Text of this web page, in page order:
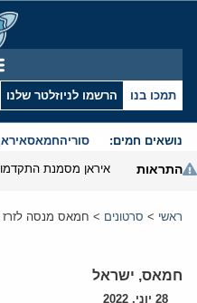
תמכו בנו הרשמו לניוזלטר שלנו
נושאים חמים: סוריהחמאס
התראות
ראשי > סרטונים > חמאס מנסה לזרז
חמאס, ישראל
28 יוני, 2022